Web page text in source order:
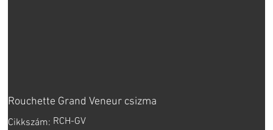
Rouchette Grand Veneur csizma
Cikkszám: Cikkszám:
RCH-
RCH-GV